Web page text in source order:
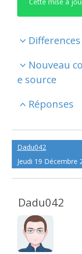
Differences
Nouveau
e source
Réponses
Dadu042
Jeudi 19 Décembre
Dadu042